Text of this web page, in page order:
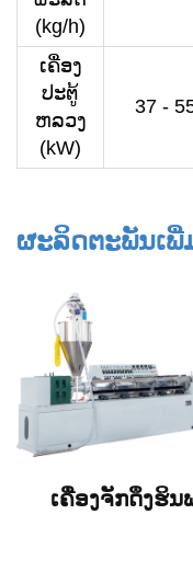
(kg/h)
ເຄື່ອງ
ປະຕູ້
ຫລວງ
(kW)
37 -
ຜະລິດຕະພັນເພີ່
ເຄື່ອງຈັກດຶງຮິ